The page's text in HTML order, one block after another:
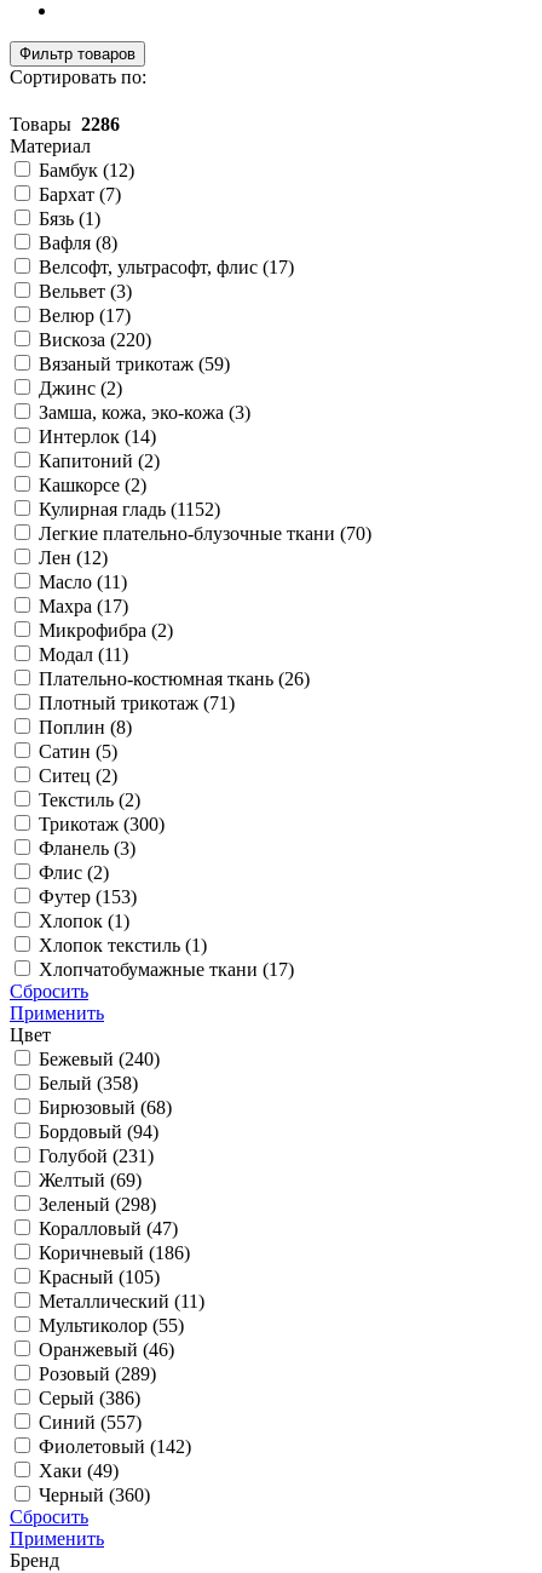
Фильтр товаров
Сортировать по:
Товары 2286
Материал
Бамбук (12)
Бархат (7)
Бязь (1)
Вафля (8)
Велсофт, ультрасофт, флис (17)
Вельвет (3)
Велюр (17)
Вискоза (220)
Вязаный трикотаж (59)
Джинс (2)
Замша, кожа, эко-кожа (3)
Интерлок (14)
Капитоний (2)
Кашкорсе (2)
Кулирная гладь (1152)
Легкие плательно-блузочные ткани (70)
Лен (12)
Масло (11)
Махра (17)
Микрофибра (2)
Модал (11)
Плательно-костюмная ткань (26)
Плотный трикотаж (71)
Поплин (8)
Сатин (5)
Ситец (2)
Текстиль (2)
Трикотаж (300)
Фланель (3)
Флис (2)
Футер (153)
Хлопок (1)
Хлопок текстиль (1)
Хлопчатобумажные ткани (17)
Сбросить
Применить
Цвет
Бежевый (240)
Белый (358)
Бирюзовый (68)
Бордовый (94)
Голубой (231)
Желтый (69)
Зеленый (298)
Коралловый (47)
Коричневый (186)
Красный (105)
Металлический (11)
Мультиколор (55)
Оранжевый (46)
Розовый (289)
Серый (386)
Синий (557)
Фиолетовый (142)
Хаки (49)
Черный (360)
Сбросить
Применить
Бренд